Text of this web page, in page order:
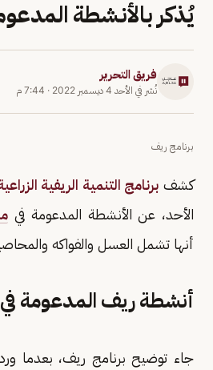
يُذكر بالأنشطة
فريق التحرير
نُشر في الأحد 4 ديسمبر 2022 · 7:44 م
برنامج ريف
كشف برنامج التنمية الريفية
الأحد، عن الأنشطة المدعومة في
أنها تشمل العسل والفواكه
أنشطة ريف المدعومة
جاء توضيح برنامج ريف، بعدما